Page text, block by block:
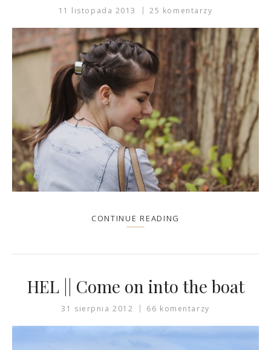
11 listopada 2013 25 komentarzy
CONTINUE READING
HEL || Come on into the boat
31 sierpnia 2012 66 komentarzy